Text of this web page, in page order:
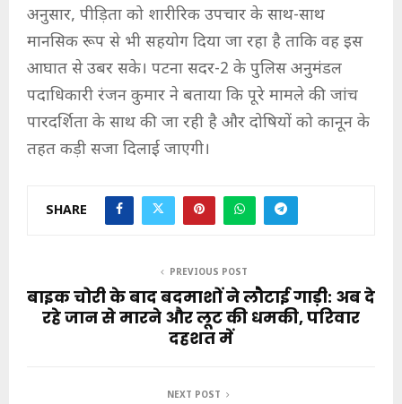
अनुसार, पीड़िता को शारीरिक उपचार के साथ-साथ
मानसिक रूप से भी सहयोग दिया जा रहा है ताकि वह इस
आघात से उबर सके। पटना सदर-2 के पुलिस अनुमंडल
पदाधिकारी रंजन कुमार ने बताया कि पूरे मामले की जांच
पारदर्शिता के साथ की जा रही है और दोषियों को कानून के
तहत कड़ी सजा दिलाई जाएगी।
SHARE
PREVIOUS POST
बाइक चोरी के बाद बदमाशों ने लौटाई गाड़ी: अब दे
रहे जान से मारने और लूट की धमकी, परिवार
दहशत में
NEXT POST